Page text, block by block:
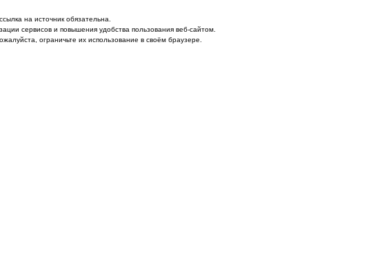
на источник обязательна.
сервисов и повышения удобства пользования веб-сайтом.
ограничьте их использование в своём браузере.